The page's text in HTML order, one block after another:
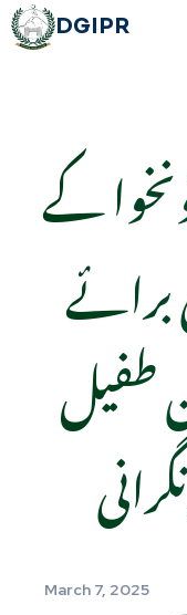
DGIPR
کے
طفیل
March 7, 2025